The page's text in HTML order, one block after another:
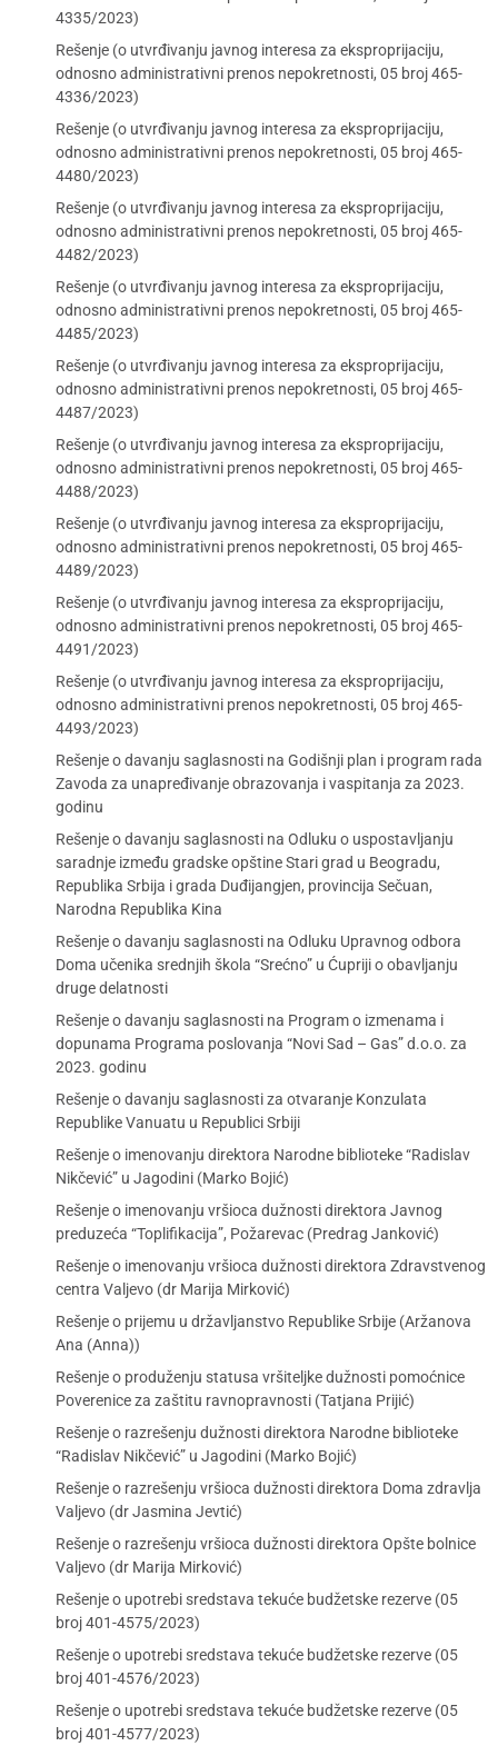
4335/2023)
Rešenje (o utvrđivanju javnog interesa za eksproprijaciju,
odnosno administrativni prenos nepokretnosti, 05 broj 465-
4336/2023)
Rešenje (o utvrđivanju javnog interesa za eksproprijaciju,
odnosno administrativni prenos nepokretnosti, 05 broj 465-
4480/2023)
Rešenje (o utvrđivanju javnog interesa za eksproprijaciju,
odnosno administrativni prenos nepokretnosti, 05 broj 465-
4482/2023)
Rešenje (o utvrđivanju javnog interesa za eksproprijaciju,
odnosno administrativni prenos nepokretnosti, 05 broj 465-
4485/2023)
Rešenje (o utvrđivanju javnog interesa za eksproprijaciju,
odnosno administrativni prenos nepokretnosti, 05 broj 465-
4487/2023)
Rešenje (o utvrđivanju javnog interesa za eksproprijaciju,
odnosno administrativni prenos nepokretnosti, 05 broj 465-
4488/2023)
Rešenje (o utvrđivanju javnog interesa za eksproprijaciju,
odnosno administrativni prenos nepokretnosti, 05 broj 465-
4489/2023)
Rešenje (o utvrđivanju javnog interesa za eksproprijaciju,
odnosno administrativni prenos nepokretnosti, 05 broj 465-
4491/2023)
Rešenje (o utvrđivanju javnog interesa za eksproprijaciju,
odnosno administrativni prenos nepokretnosti, 05 broj 465-
4493/2023)
Rešenje o davanju saglasnosti na Godišnji plan i program rada
Zavoda za unapređivanje obrazovanja i vaspitanja za 2023.
godinu
Rešenje o davanju saglasnosti na Odluku o uspostavljanju
saradnje između gradske opštine Stari grad u Beogradu,
Republika Srbija i grada Duđijangjen, provincija Sečuan,
Narodna Republika Kina
Rešenje o davanju saglasnosti na Odluku Upravnog odbora
Doma učenika srednjih škola “Srećno” u Ćupriji o obavljanju
druge delatnosti
Rešenje o davanju saglasnosti na Program o izmenama i
dopunama Programa poslovanja “Novi Sad – Gas” d.o.o. za
2023. godinu
Rešenje o davanju saglasnosti za otvaranje Konzulata
Republike Vanuatu u Republici Srbiji
Rešenje o imenovanju direktora Narodne biblioteke “Radislav
Nikčević” u Jagodini (Marko Bojić)
Rešenje o imenovanju vršioca dužnosti direktora Javnog
preduzeća “Toplifikacija”, Požarevac (Predrag Janković)
Rešenje o imenovanju vršioca dužnosti direktora Zdravstvenog
centra Valjevo (dr Marija Mirković)
Rešenje o prijemu u državljanstvo Republike Srbije (Aržanova
Ana (Anna))
Rešenje o produženju statusa vršiteljke dužnosti pomoćnice
Poverenice za zaštitu ravnopravnosti (Tatjana Prijić)
Rešenje o razrešenju dužnosti direktora Narodne biblioteke
“Radislav Nikčević” u Jagodini (Marko Bojić)
Rešenje o razrešenju vršioca dužnosti direktora Doma zdravlja
Valjevo (dr Jasmina Jevtić)
Rešenje o razrešenju vršioca dužnosti direktora Opšte bolnice
Valjevo (dr Marija Mirković)
Rešenje o upotrebi sredstava tekuće budžetske rezerve (05
broj 401-4575/2023)
Rešenje o upotrebi sredstava tekuće budžetske rezerve (05
broj 401-4576/2023)
Rešenje o upotrebi sredstava tekuće budžetske rezerve (05
broj 401-4577/2023)